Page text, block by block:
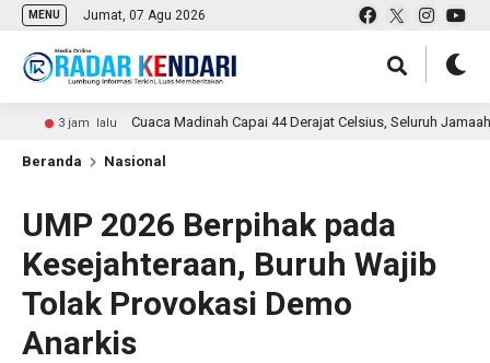
MENU Jumat, 07 Agu 2026
3 jam lalu Cuaca Madinah Capai 44 Derajat Celsius, Seluruh Jamaah PT
Beranda Nasional
UMP 2026 Berpihak pada
Kesejahteraan, Buruh Wajib
Tolak Provokasi Demo
Anarkis